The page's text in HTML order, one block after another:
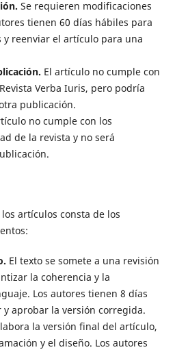
Se requieren modificaciones
tienen 60 días hábiles para
y reenviar el artículo para una
El artículo no cumple con
Verba Iuris, pero podría
publicación.
no cumple con los
de la revista y no será
artículos consta de los
El texto se somete a una revisión
la coherencia y la
Los autores tienen 8 días
aprobar la versión corregida.
la versión final del artículo,
y el diseño. Los autores